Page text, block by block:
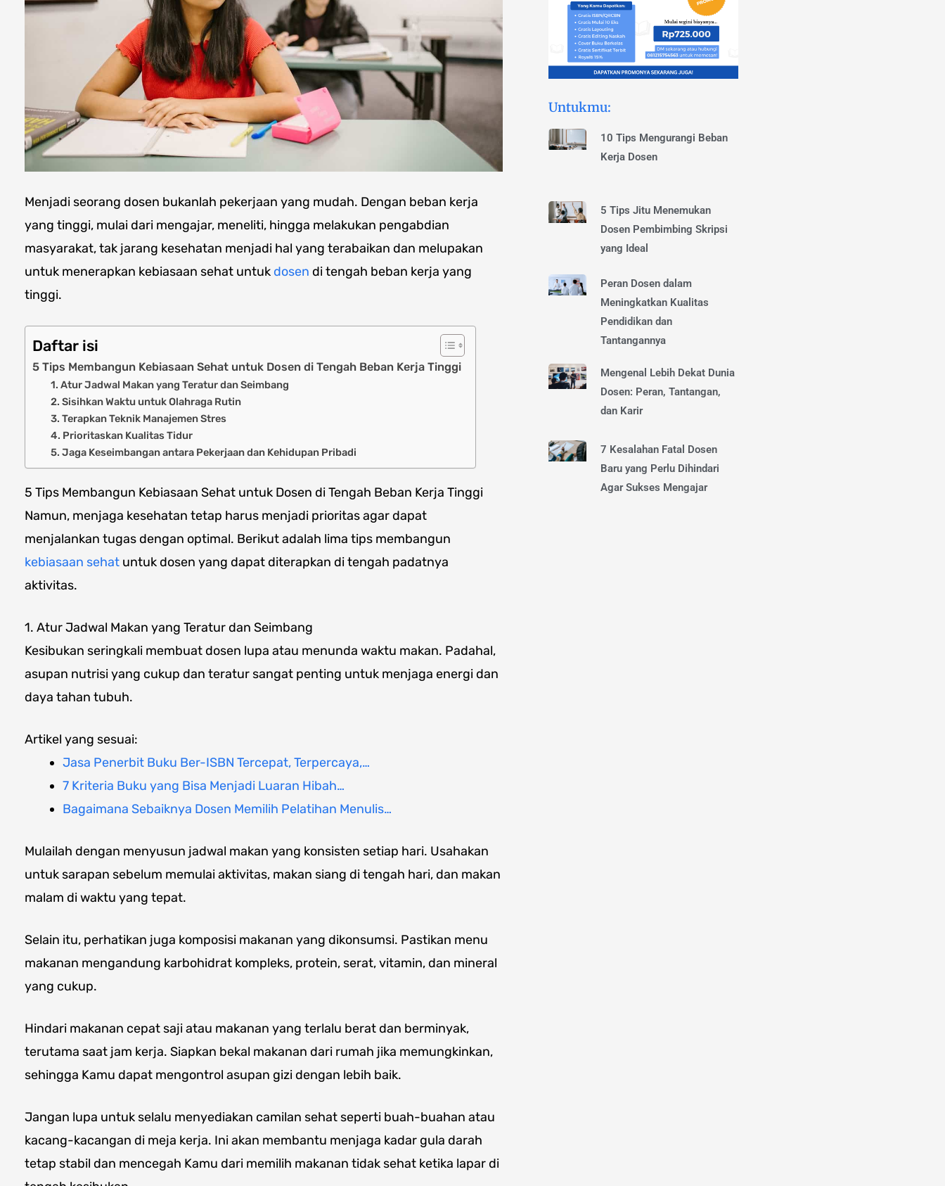
Menjadi seorang dosen bukanlah pekerjaan yang mudah. Dengan beban kerja
yang tinggi, mulai dari mengajar, meneliti, hingga melakukan pengabdian
masyarakat, tak jarang kesehatan menjadi hal yang terabaikan dan melupakan
untuk menerapkan kebiasaan sehat untuk dosen di tengah beban kerja yang
tinggi.
Daftar isi
5 Tips Membangun Kebiasaan Sehat untuk Dosen di Tengah Beban Kerja Tinggi
1. Atur Jadwal Makan yang Teratur dan Seimbang
2. Sisihkan Waktu untuk Olahraga Rutin
3. Terapkan Teknik Manajemen Stres
4. Prioritaskan Kualitas Tidur
5. Jaga Keseimbangan antara Pekerjaan dan Kehidupan Pribadi
5 Tips Membangun Kebiasaan Sehat untuk Dosen di Tengah Beban Kerja Tinggi
Namun, menjaga kesehatan tetap harus menjadi prioritas agar dapat
menjalankan tugas dengan optimal. Berikut adalah lima tips membangun
kebiasaan sehat untuk dosen yang dapat diterapkan di tengah padatnya
aktivitas.
1. Atur Jadwal Makan yang Teratur dan Seimbang
Kesibukan seringkali membuat dosen lupa atau menunda waktu makan. Padahal,
asupan nutrisi yang cukup dan teratur sangat penting untuk menjaga energi dan
daya tahan tubuh.
Artikel yang sesuai:
Jasa Penerbit Buku Ber-ISBN Tercepat, Terpercaya,…
7 Kriteria Buku yang Bisa Menjadi Luaran Hibah…
Bagaimana Sebaiknya Dosen Memilih Pelatihan Menulis…
Mulailah dengan menyusun jadwal makan yang konsisten setiap hari. Usahakan
untuk sarapan sebelum memulai aktivitas, makan siang di tengah hari, dan makan
malam di waktu yang tepat.
Selain itu, perhatikan juga komposisi makanan yang dikonsumsi. Pastikan menu
makanan mengandung karbohidrat kompleks, protein, serat, vitamin, dan mineral
yang cukup.
Hindari makanan cepat saji atau makanan yang terlalu berat dan berminyak,
terutama saat jam kerja. Siapkan bekal makanan dari rumah jika memungkinkan,
sehingga Kamu dapat mengontrol asupan gizi dengan lebih baik.
Jangan lupa untuk selalu menyediakan camilan sehat seperti buah-buahan atau
kacang-kacangan di meja kerja. Ini akan membantu menjaga kadar gula darah
tetap stabil dan mencegah Kamu dari memilih makanan tidak sehat ketika lapar di
Untukmu:
10 Tips Mengurangi Beban
Kerja Dosen
5 Tips Jitu Menemukan
Dosen Pembimbing Skripsi
yang Ideal
Peran Dosen dalam
Meningkatkan Kualitas
Pendidikan dan
Tantangannya
Mengenal Lebih Dekat Dunia
Dosen: Peran, Tantangan,
dan Karir
7 Kesalahan Fatal Dosen
Baru yang Perlu Dihindari
Agar Sukses Mengajar